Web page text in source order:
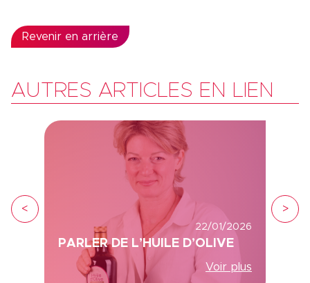
Revenir en arrière
AUTRES ARTICLES EN LIEN
22/01/2026
PARLER DE L’HUILE D’OLIVE
Voir plus
< >